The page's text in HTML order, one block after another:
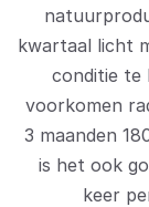
kwartaal licht
conditie te
voorkomen
3 maanden
is het ook
keer